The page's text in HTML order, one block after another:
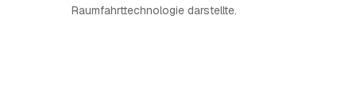
Raumfahrttechnologie darstellte.